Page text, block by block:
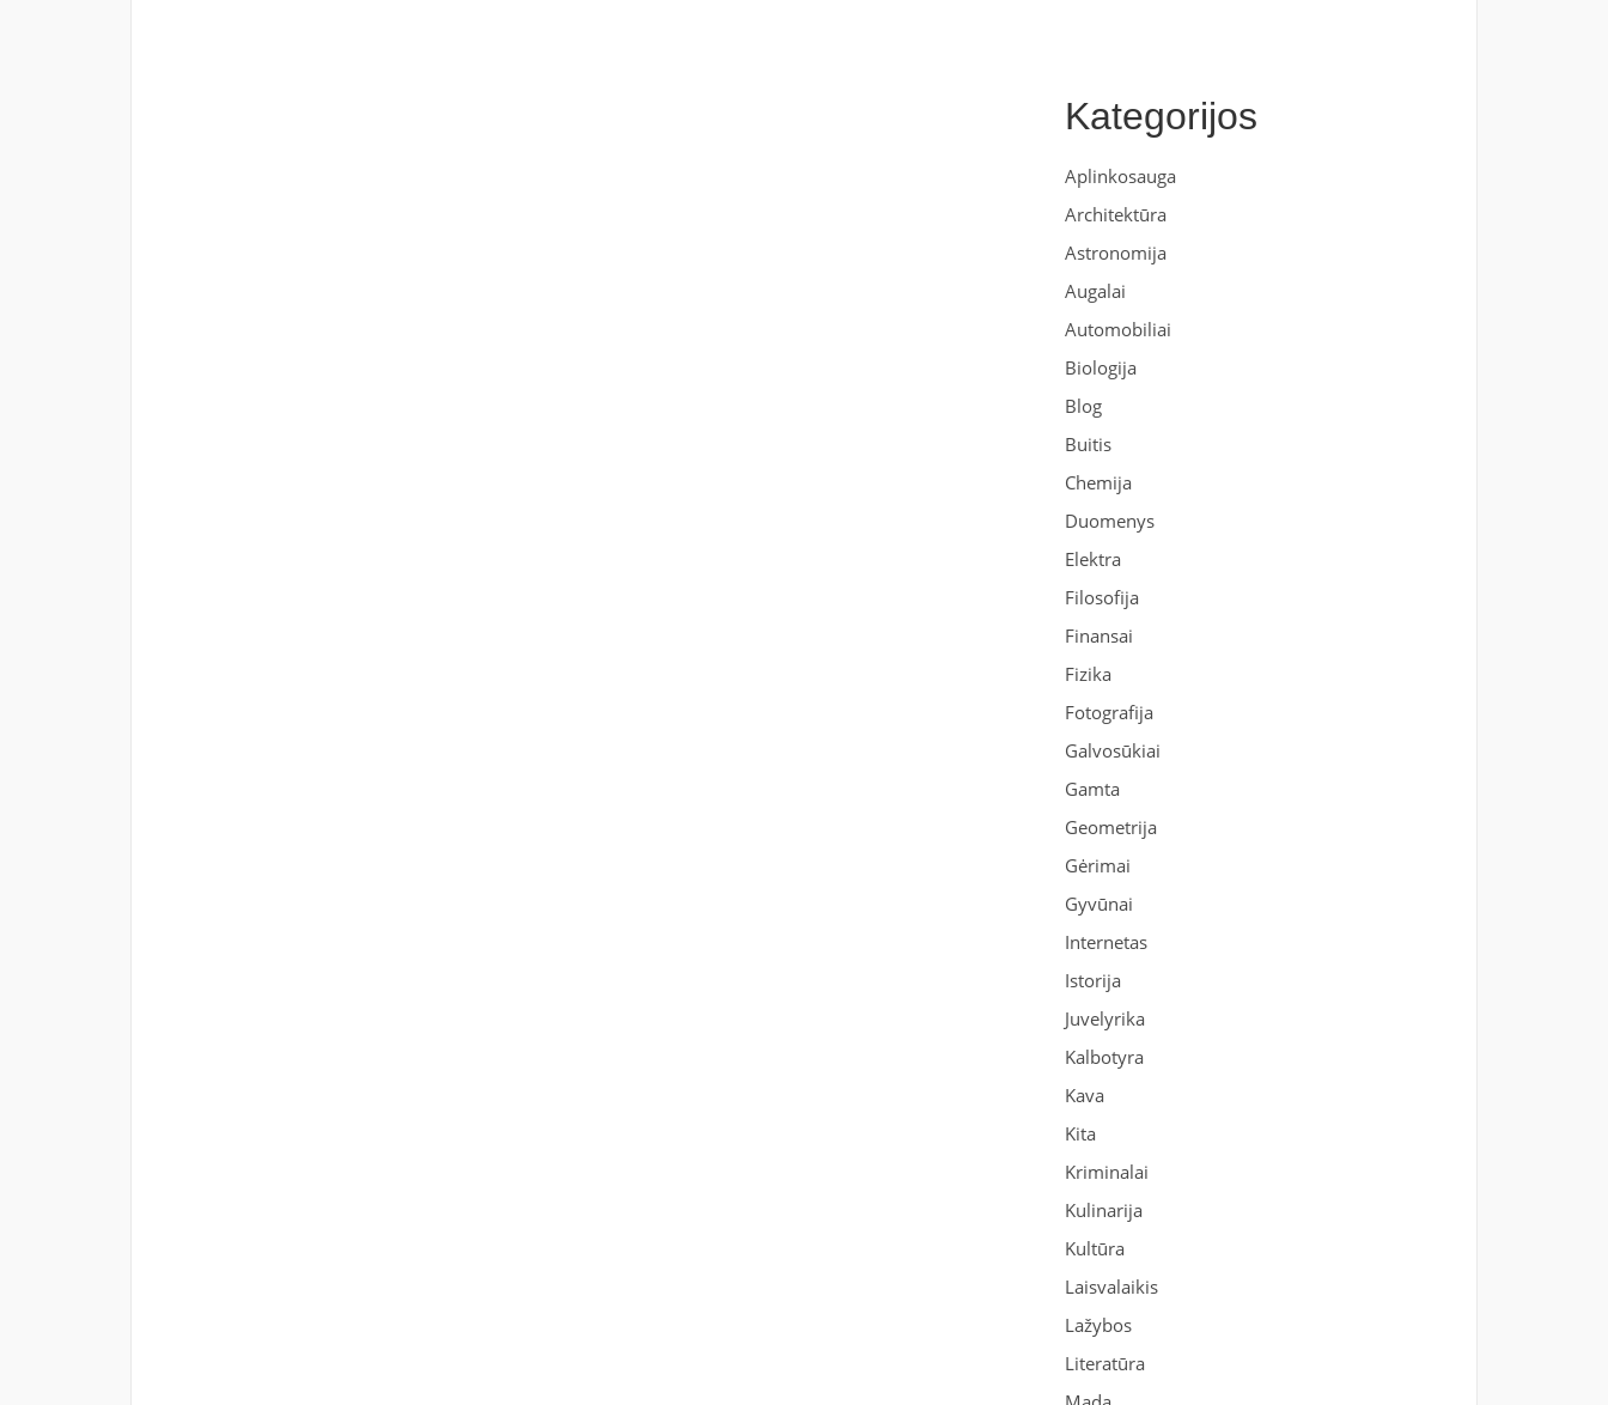
Kategorijos
Aplinkosauga
Architektūra
Astronomija
Augalai
Automobiliai
Biologija
Blog
Buitis
Chemija
Duomenys
Elektra
Filosofija
Finansai
Fizika
Fotografija
Galvosūkiai
Gamta
Geometrija
Gėrimai
Gyvūnai
Internetas
Istorija
Juvelyrika
Kalbotyra
Kava
Kita
Kriminalai
Kulinarija
Kultūra
Laisvalaikis
Lažybos
Literatūra